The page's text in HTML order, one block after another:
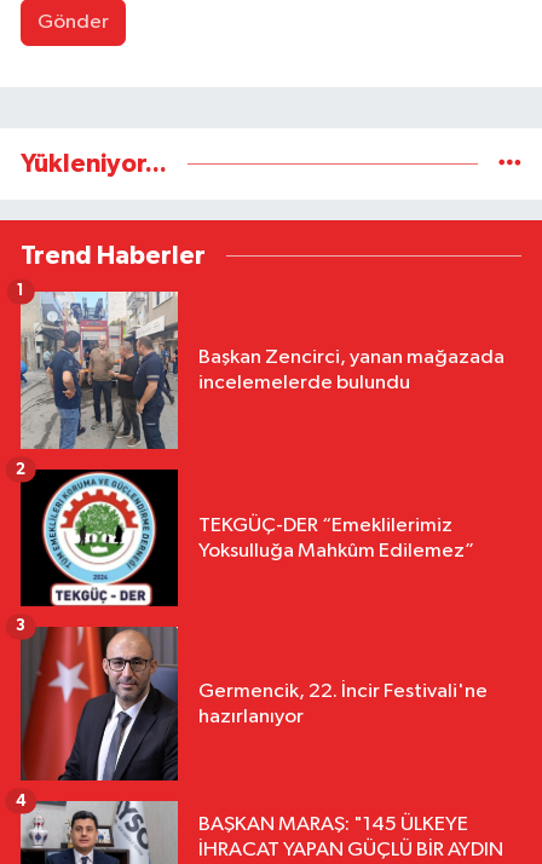
Gönder
Yükleniyor...
Trend Haberler
Başkan Zencirci, yanan mağazada
incelemelerde bulundu
TEKGÜÇ-DER “Emeklilerimiz
Yoksulluğa Mahkûm Edilemez”
2
Germencik, 22. İncir Festivali'ne
hazırlanıyor
3
BAŞKAN MARAŞ: "145 ÜLKEYE
İHRACAT YAPAN GÜÇLÜ BİR AYDIN
4